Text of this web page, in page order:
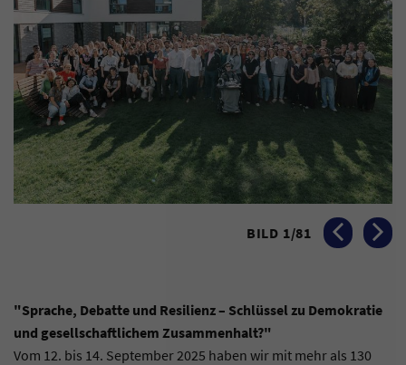
BILD 1/81 VORHERIGES
"Sprache, Debatte und Resilienz – Schlüssel zu Demokratie
und gesellschaftlichem Zusammenhalt?"
Vom 12. bis 14. September 2025 haben wir mit mehr als 130